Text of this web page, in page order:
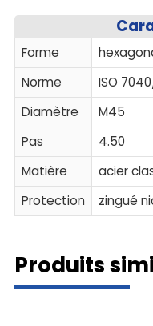
Forme
Norme
ISO
Diamètre
M45
Pas
4.50
Matière
acier
Protection
zingué
Produits